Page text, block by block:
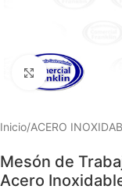
Haga clic para
Inicio ACERO
Mesón de
Acero